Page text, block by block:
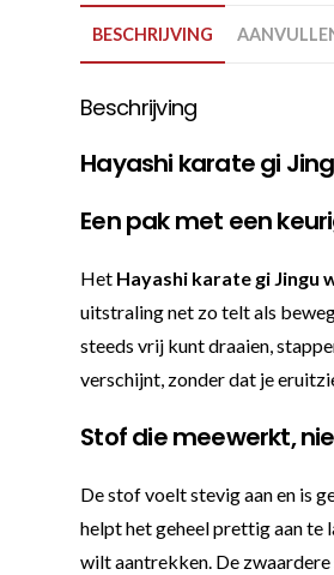
BESCHRIJVING
Beschrijving
Hayashi karate gi
Een pak met een
Het Hayashi karate gi
uitstraling net zo telt als
steeds vrij kunt draaien,
verschijnt, zonder dat je
Stof die meewerkt,
De stof voelt stevig aan en is
helpt het geheel prettig aan te
wilt aantrekken. De